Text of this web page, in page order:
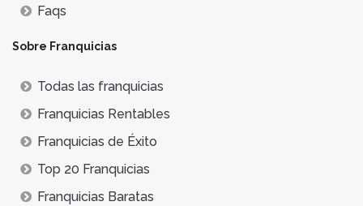
Faqs
Sobre Franquicias
Todas las franquicias
Franquicias Rentables
Franquicias de Éxito
Top 20 Franquicias
Franquicias Baratas